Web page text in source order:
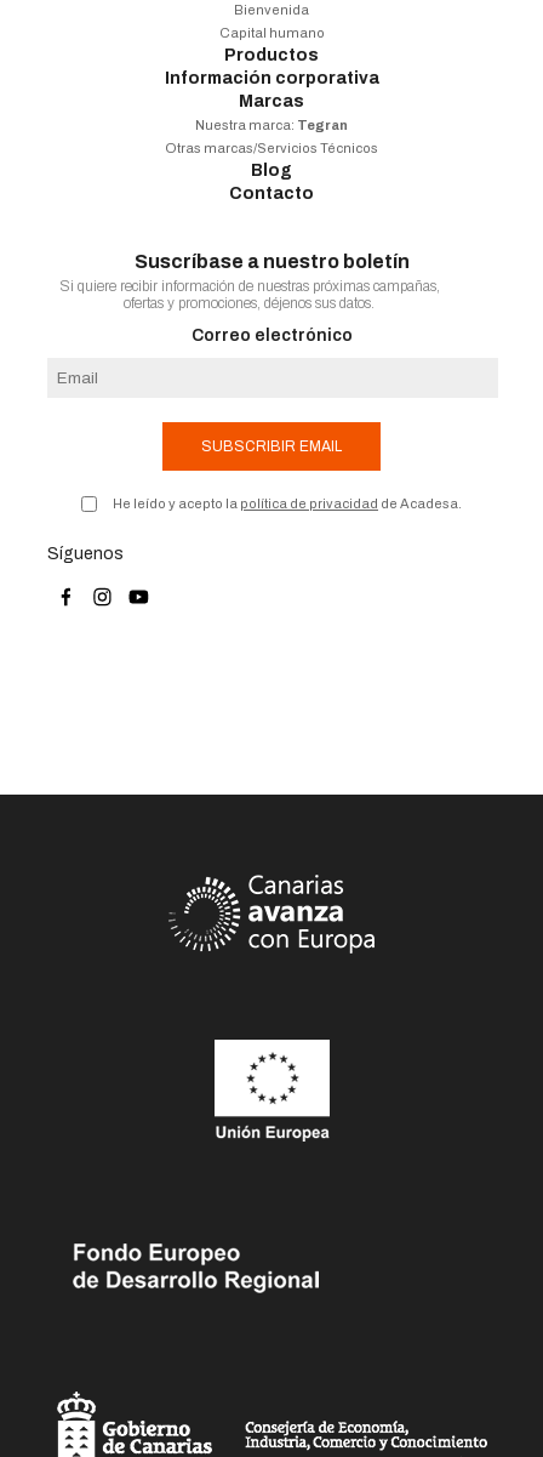
Bienvenida
Capital humano
Productos
Información corporativa
Marcas
Nuestra marca: Tegran
Otras marcas/Servicios Técnicos
Blog
Contacto
Suscríbase a nuestro boletín
Si quiere recibir información de nuestras próximas campañas,
ofertas y promociones, déjenos sus datos.
Correo electrónico
SUBSCRIBIR EMAIL
He leído y acepto la política de privacidad de Acadesa.
Síguenos